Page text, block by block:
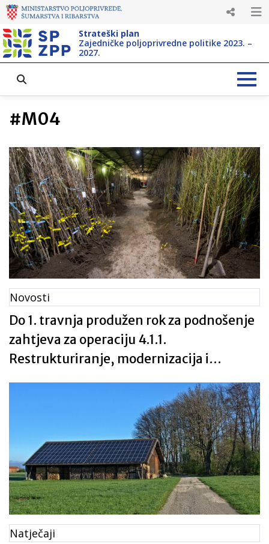
Strateški plan
Zajedničke poljoprivredne politike 2023. –
2027.
#M04
Novosti
Do 1. travnja produžen rok za podnošenje
zahtjeva za operaciju 4.1.1.
Restrukturiranje, modernizacija i
povećanje konkurentnosti
poljoprivrednih gospodarstava –
ulaganja u sjemensku i rasadničarsku
proizvodnju
Natječaji